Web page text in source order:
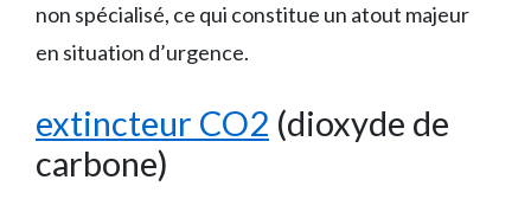
non spécialisé, ce qui constitue un atout majeur
en situation d’urgence.
extincteur CO2 (dioxyde de
carbone)